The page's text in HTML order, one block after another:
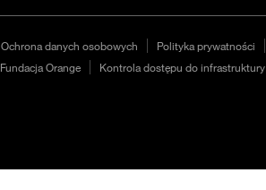
Ochrona danych osobowych Polityka prywatności
Fundacja Orange Kontrola dostępu do infrastruktury